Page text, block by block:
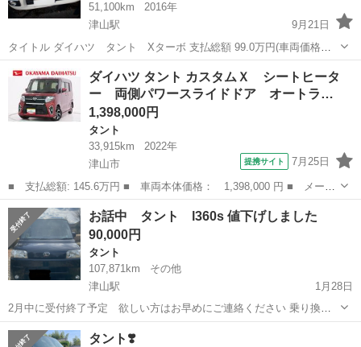
51,100km
2016年
津山駅
9月21日
タイトル ダイハツ タント Xターボ 支払総額 99.0万円(車両価格
93.0万円 諸費用 6.0万円) 年式(初度登録年):2016(H28)年05月 走行
距離:5.2万km リサイクル料...
岡山 津山市 津山駅 タント 車両
ダイハツ タント カスタムＸ シートヒータ
ー 両側パワースライドドア オートラ…
1,398,000円
タント
33,915km
2022年
津山市
提携サイト 7月25日
■ 支払総額: 145.6万円 ■ 車両本体価格： 1,398,000 円 ■ メーカ
ー名： ダイハツ ■ 車種名： タント ■ グレード名： カスタム
Ｘ シートヒーター 両側パワースライドドア オートライト キー
フリー ...
岡山 津山市 タント
お話中 タント l360s 値下げしました
90,000円
タント
107,871km
その他
津山駅
1月28日
2月中に受付終了予定 欲しい方はお早めにご連絡ください 乗り換え
のため出品いたします 走る曲がる止まる問題ありません ワンオーナー
四駆 グレードRSターボ 走行距離 107871 (現在も乗っているため多
岡山 津山市 津山駅
タント❣️